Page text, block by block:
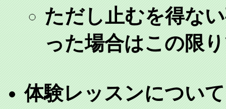
ただし止むを得な
った場合はこの限
体験レッスンについて